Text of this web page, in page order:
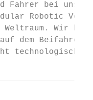
Fahrer bei
Robotic
Wir
auf dem
technologisch